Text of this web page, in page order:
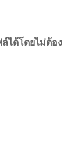
ได้โดยไม่ต้อง